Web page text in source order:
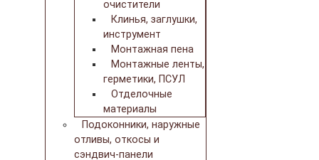
очистители
Клинья, заглушки,
инструмент
Монтажная пена
Монтажные ленты,
герметики, ПСУЛ
Отделочные
материалы
Подоконники, наружные
отливы, откосы и
сэндвич-панели